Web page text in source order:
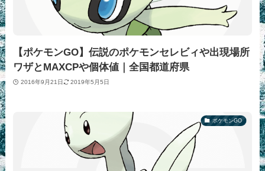
【ポケモンGO】伝説のポケモンセレビィや出現場所
ワザとMAXCPや個体値｜全国都道府県
2016年9月21日 2019年5月5日
ポケモンGO